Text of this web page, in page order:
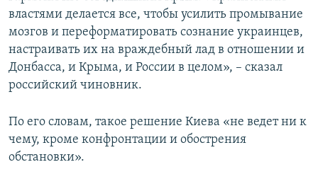
Все сайты RFE/RL
властями делается все, чтобы усилить промывание
мозгов и переформатировать сознание украинцев,
настраивать их на враждебный лад в отношении и
Донбасса, и Крыма, и России в целом», – сказал
российский чиновник.
По его словам, такое решение Киева «не ведет ни к
чему, кроме конфронтации и обострения
обстановки».